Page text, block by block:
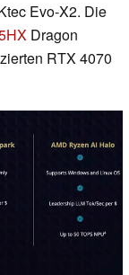
Evo-X2. Die
Dragon
RTX 4070